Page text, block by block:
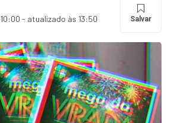
10:00 - atualizado às 13:50 Salvar